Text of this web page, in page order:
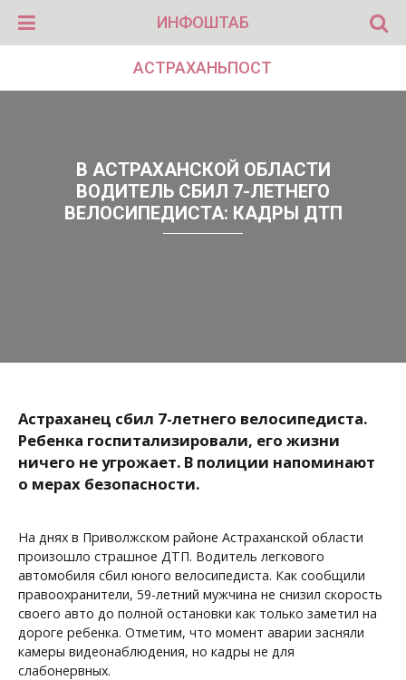
ИНФОШТАБ
АСТРАХАНЬПОСТ
В АСТРАХАНСКОЙ ОБЛАСТИ
ВОДИТЕЛЬ СБИЛ 7-ЛЕТНЕГО
ВЕЛОСИПЕДИСТА: КАДРЫ ДТП
Астраханец сбил 7-летнего велосипедиста.
Ребенка госпитализировали, его жизни
ничего не угрожает. В полиции напоминают
о мерах безопасности.
На днях в Приволжском районе Астраханской области
произошло страшное ДТП. Водитель легкового
автомобиля сбил юного велосипедиста. Как сообщили
правоохранители, 59-летний мужчина не снизил скорость
своего авто до полной остановки как только заметил на
дороге ребенка. Отметим, что момент аварии засняли
камеры видеонаблюдения, но кадры не для
слабонервных.